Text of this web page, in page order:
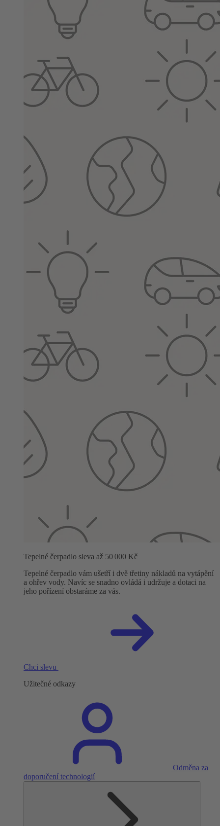
Tepelné čerpadlo sleva až 50 000 Kč
Tepelné čerpadlo vám ušetří i dvě třetiny nákladů na vytápění
a ohřev vody. Navíc se snadno ovládá i udržuje a dotaci na
jeho pořízení obstaráme za vás.
Chci slevu
Užitečné odkazy
Odměna za
doporučení technologií